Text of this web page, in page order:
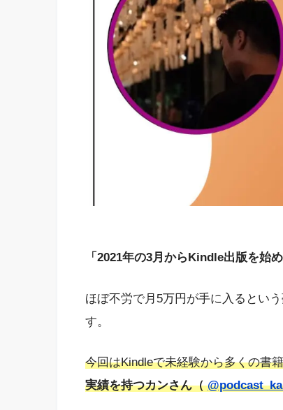
「2021年の3月からKindle出版を始
ほぼ不労で月5万円が手に入るとい
す。
今回はKindleで未経験から多くの書
実績を持つカンさん（